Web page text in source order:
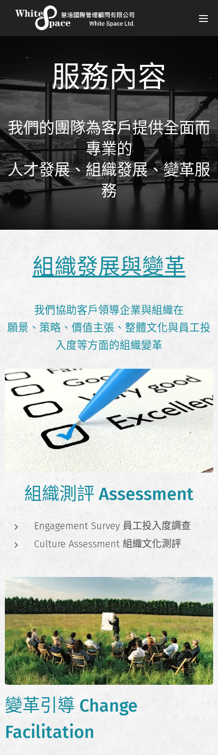
服務內容
我們的團隊為客戶提供全面而
專業的
人才發展、組織發展、變革服
務
組織發展與變革
我們協助客戶領導企業與組織在
願景、策略、價值主張、整體文化與員工投
入度等方面的組織變革
組織測評 Assessment
Engagement Survey 員工投入度調查
Culture Assessment 組織文化測評
變革引導 Change
Facilitation